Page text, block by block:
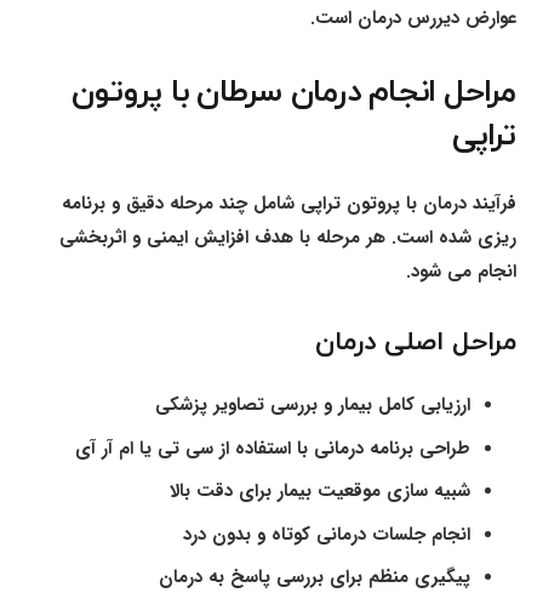
عوارض دیررس درمان است.
مراحل انجام درمان سرطان با پروتون
تراپی
فرآیند درمان با پروتون تراپی شامل چند مرحله دقیق و برنامه
ریزی شده است. هر مرحله با هدف افزایش ایمنی و اثربخشی
انجام می شود.
مراحل اصلی درمان
ارزیابی کامل بیمار و بررسی تصاویر پزشکی
طراحی برنامه درمانی با استفاده از سی تی یا ام آر آی
شبیه سازی موقعیت بیمار برای دقت بالا
انجام جلسات درمانی کوتاه و بدون درد
پیگیری منظم برای بررسی پاسخ به درمان